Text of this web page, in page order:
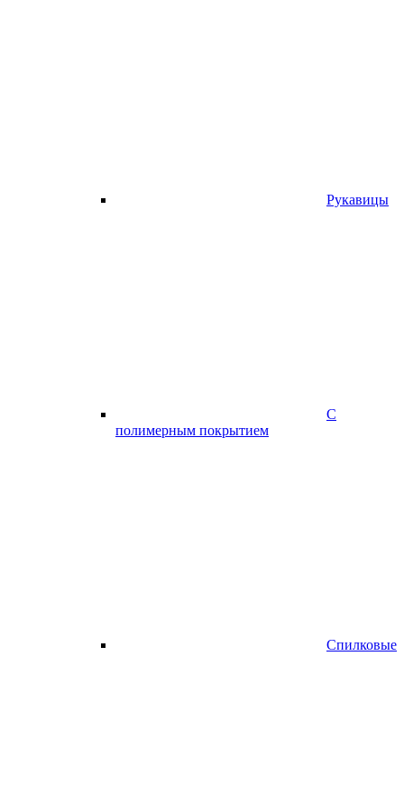
Рукавицы
С
полимерным покрытием
Спилковые